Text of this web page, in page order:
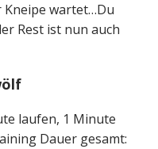
Kneipe wartet…Du
Rest ist nun auch
laufen, 1 Minute
Dauer gesamt: